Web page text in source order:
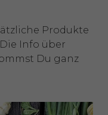
Produkte
Info über
Du ganz